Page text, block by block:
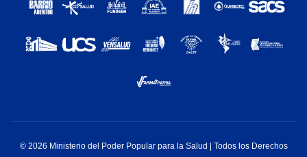
© 2026 Ministerio del Poder Popular para la Salud | Todos los Derechos